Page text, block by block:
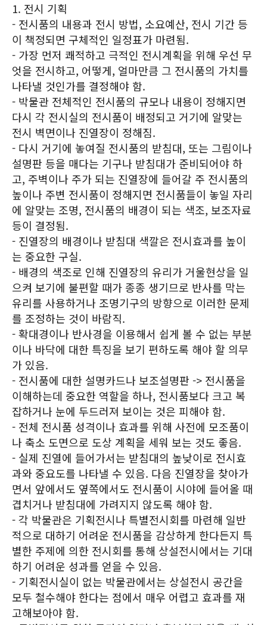
1. 전시 기획
- 전시품의 내용과 전시 방법, 소요예산, 전시 기간 등
이 책정되면 구체적인 일정표가 마련됨.
- 가장 먼저 쾌적하고 극적인 전시계획을 위해 우선 무
엇을 전시하고, 어떻게, 얼마만큼 그 전시품의 가치를
나타낼 것인가를 결정해야 함.
- 박물관 전체적인 전시품의 규모나 내용이 정해지면
다시 각 전시실의 전시품이 배정되고 거기에 알맞는
전시 벽면이나 진열장이 정해짐.
- 다시 거기에 놓여질 전시품의 받침대, 또는 그림이나
설명판 등을 매다는 기구나 받침대가 준비되어야 하
고, 주벽이나 주가 되는 진열장에 들어갈 주 전시품의
높이나 주변 전시품이 정해지면 전시품들이 놓일 자리
에 알맞는 조명, 전시품의 배경이 되는 색조, 보조자료
등이 결정됨.
- 진열장의 배경이나 받침대 색깔은 전시효과를 높이
는 중요한 구실.
- 배경의 색조로 인해 진열장의 유리가 거울현상을 일
으켜 보기에 불편할 때가 종종 생기므로 반사를 막는
유리를 사용하거나 조명기구의 방향으로 이러한 문제
를 조정하는 것이 바람직.
- 확대경이나 반사경을 이용해서 쉽게 볼 수 없는 부분
이나 바닥에 대한 특징을 보기 편하도록 해야 할 의무
가 있음.
- 전시품에 대한 설명카드나 보조설명판 -> 전시품을
이해하는데 중요한 역할을 하나, 전시품보다 크고 복
잡하거나 눈에 두드러져 보이는 것은 피해야 함.
- 전체 전시품 성격이나 효과를 위해 사전에 모조품이
나 축소 도면으로 도상 계획을 세워 보는 것도 좋음.
- 실제 진열에 들어가서는 받침대의 높낮이로 전시효
과와 중요도를 나타낼 수 있음. 다음 진열장을 찾아가
면서 앞에서도 옆쪽에서도 전시품이 시야에 들어올 때
겹치거나 받침대에 가려지지 않도록 해야 함.
- 각 박물관은 기획전시나 특별전시회를 마련해 일반
적으로 대하기 어려운 전시품을 감상하게 한다든지 특
별한 주제에 의한 전시회를 통해 상설전시에서는 기대
하기 어려운 성과를 얻을 수 있음.
- 기획전시실이 없는 박물관에서는 상설전시 공간을
모두 철수해야 한다는 점에서 매우 어렵고 효과를 재
고해보아야 함.